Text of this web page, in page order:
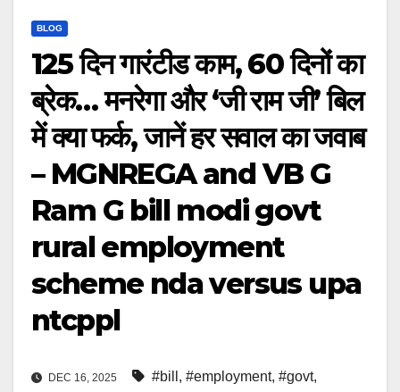
BLOG
125 दिन गारंटीड काम, 60 दिनों का
ब्रेक… मनरेगा और ‘जी राम जी’ बिल
में क्या फर्क, जानें हर सवाल का जवाब
– MGNREGA and VB G
Ram G bill modi govt
rural employment
scheme nda versus upa
ntcppl
DEC 16, 2025 #bill , #employment, #govt,